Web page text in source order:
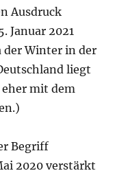
Ausdruck
Januar 2021
Winter in der
liegt
eher mit dem
Begriff
2020 verstärkt